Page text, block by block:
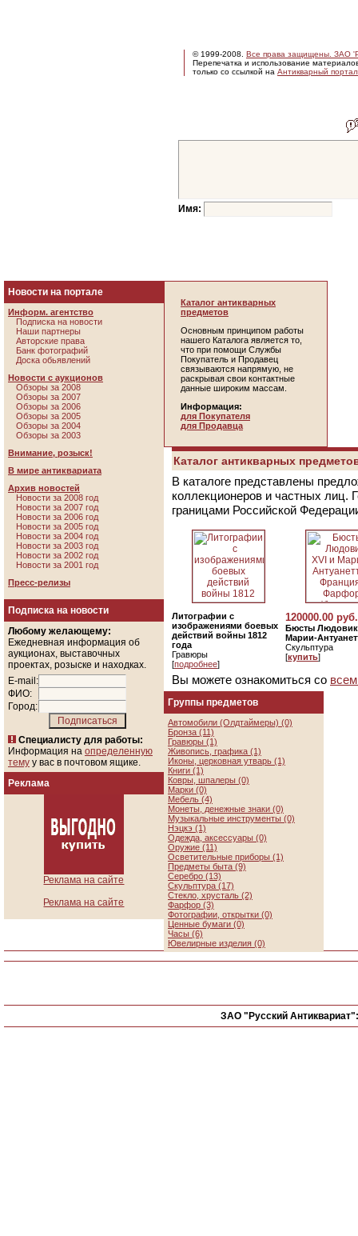
© 1999-2008. Все права защищены. ЗАО
Перепечатка и использование
только со ссылкой на Антикварный
Имя:
Новости на портале
Информ. агентство
Подписка на новости
Наши партнеры
Авторские права
Банк фотографий
Доска обьявлений
Новости с аукционов
Обзоры за 2008
Обзоры за 2007
Обзоры за 2006
Обзоры за 2005
Обзоры за 2004
Обзоры за 2003
Внимание, розыск!
В мире антиквариата
Архив новостей
Новости за 2008 год
Новости за 2007 год
Новости за 2006 год
Новости за 2005 год
Новости за 2004 год
Новости за 2003 год
Новости за 2002 год
Новости за 2001 год
Пресс-релизы
Подписка на новости
Любому желающему:
Ежедневная информация об
аукционах, выставочных
проектах, розыске и находках.
E-mail:
ФИО:
Город:
Специалисту для работы:
Информация на определенную
тему у вас в почтовом ящике.
Реклама
Реклама на сайте
Реклама на сайте
Каталог антикварных
предметов
Основным принципом работы
нашего Каталога является то,
что при помощи Службы
Покупатель и Продавец
связываются напрямую, не
раскрывая свои контактные
данные широким массам.
Информация:
для Покупателя
для Продавца
Каталог антикварных
В каталоге представлены
коллекционеров и частных лиц.
границами Российской
Литографии с
изображениями боевых
действий войны 1812
года
Гравюры
[подробнее]
120000.00 руб.
Бюсты
Марии-
Скульптура
[купить]
Вы можете ознакомиться со
Группы предметов
Автомобили (Олдтаймеры) (0)
Бронза (11)
Гравюры (1)
Живопись, графика (1)
Иконы, церковная утварь (1)
Книги (1)
Ковры, шпалеры (0)
Марки (0)
Мебель (4)
Монеты, денежные знаки (0)
Музыкальные инструменты (0)
Нэцкэ (1)
Одежда, аксессуары (0)
Оружие (11)
Осветительные приборы (1)
Предметы быта (9)
Серебро (13)
Скульптура (17)
Стекло, хрусталь (2)
Фарфор (3)
Фотографии, открытки (0)
Ценные бумаги (0)
Часы (6)
Ювелирные изделия (0)
ЗАО "Русский Антиквариат":